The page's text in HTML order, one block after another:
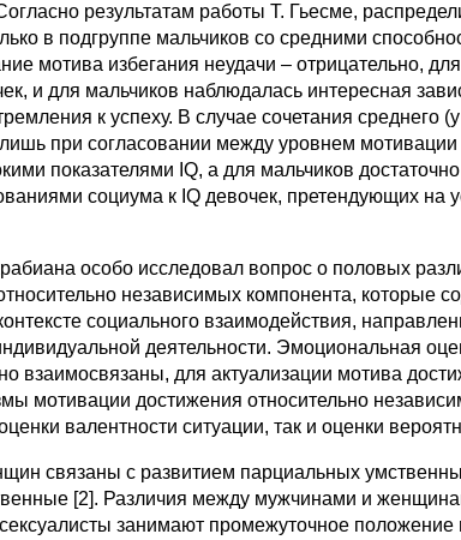
результатам работы Т. Гьесме,
в подгруппе мальчиков со средними
мотива избегания неудачи – отрицательно,
и для мальчиков наблюдалась интересная
к успеху. В случае сочетания среднего
при согласовании между уровнем
показателями IQ, а для мальчиков
социума к IQ девочек, претендующих на
особо исследовал вопрос о половых
независимых компонента, которые
социального взаимодействия,
деятельности. Эмоциональная
взаимосвязаны, для актуализации мотива
мотивации достижения относительно
валентности ситуации, так и оценки
связаны с развитием парциальных
[2]. Различия между мужчинами и
занимают промежуточное